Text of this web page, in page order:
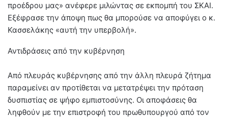
προέδρου μας» ανέφερε μιλώντας σε εκπομπή του ΣΚΑΙ.
Εξέφρασε την άποψη πως θα μπορούσε να αποφύγει ο κ.
Κασσελάκης «αυτή την υπερβολή».
Αντιδράσεις από την κυβέρνηση
Από πλευράς κυβέρνησης από την άλλη πλευρά ζήτημα
παραμείνει αν προτίθεται να μετατρέψει την πρόταση
δυσπιστίας σε ψήφο εμπιστοσύνης. Οι αποφάσεις θα
ληφθούν με την επιστροφή του πρωθυπουργού από τον